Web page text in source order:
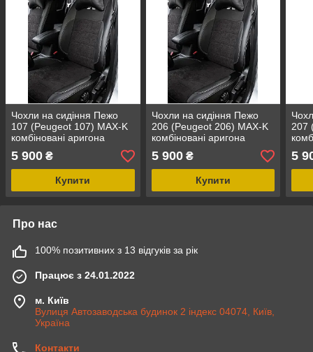
Чохли на сидіння Пежо
107 (Peugeot 107) MAX-K
комбіновані аригона
алькантара
5 900 ₴
Купити
Чохли на сидіння Пежо
206 (Peugeot 206) MAX-K
комбіновані аригона
алькантара
5 900₴
Купити
207
5
Про нас
100% позитивних з 13 відгуків за рік
Працює з 24.01.2022
м. Київ
Вулиця Автозаводська будинок 2 індекс 04074, Київ,
Україна
Контакти